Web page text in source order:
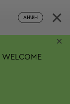
ΛΉΨΗ ×
WELCOME
×